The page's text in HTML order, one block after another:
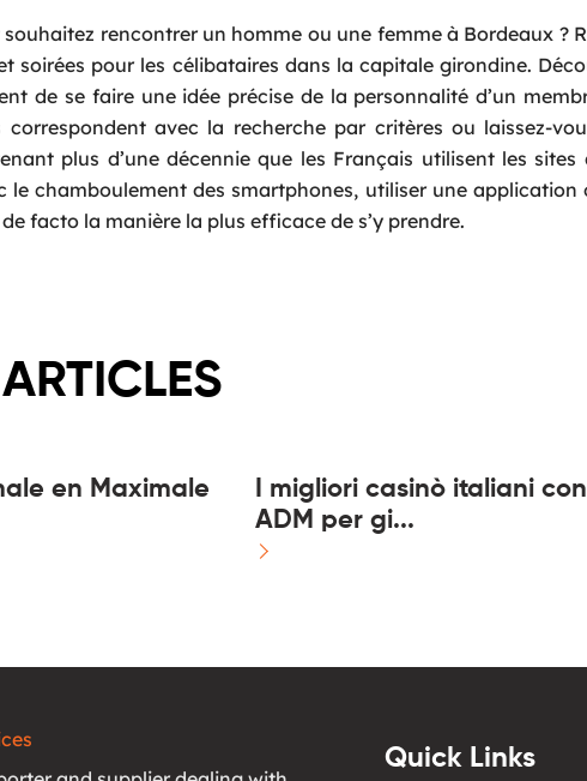
rencontrer un homme ou une femme à Bordeaux ?
soirées pour les célibataires dans la capitale girondine.
de se faire une idée précise de la personnalité d’un
correspondent avec la recherche par critères ou laissez-
plus d’une décennie que les Français utilisent les
le chamboulement des smartphones, utiliser une
facto la manière la plus efficace de s’y prendre.
en Maximale
I migliori casinò italiani
ADM per gi...
Quick Links